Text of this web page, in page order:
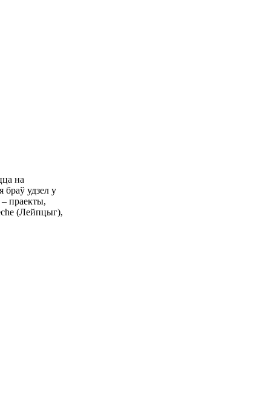
на
браў удзел у
праекты,
(Лейпцыг),